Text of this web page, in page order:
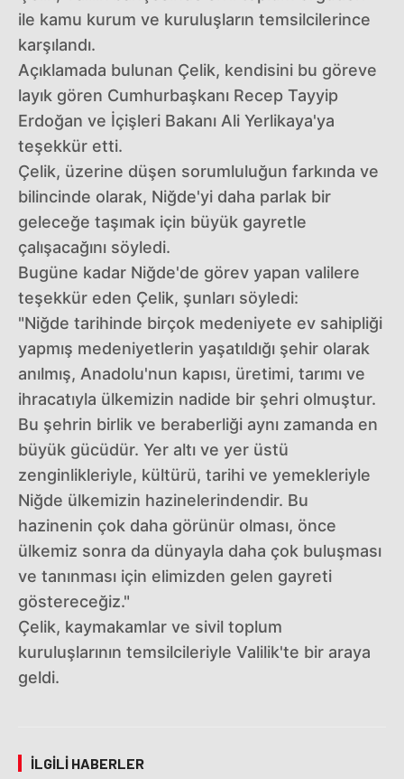
ile kamu kurum ve kuruluşların temsilcilerince
karşılandı.
Açıklamada bulunan Çelik, kendisini bu göreve
layık gören Cumhurbaşkanı Recep Tayyip
Erdoğan ve İçişleri Bakanı Ali Yerlikaya'ya
teşekkür etti.
Çelik, üzerine düşen sorumluluğun farkında ve
bilincinde olarak, Niğde'yi daha parlak bir
geleceğe taşımak için büyük gayretle
çalışacağını söyledi.
Bugüne kadar Niğde'de görev yapan valilere
teşekkür eden Çelik, şunları söyledi:
"Niğde tarihinde birçok medeniyete ev sahipliği
yapmış medeniyetlerin yaşatıldığı şehir olarak
anılmış, Anadolu'nun kapısı, üretimi, tarımı ve
ihracatıyla ülkemizin nadide bir şehri olmuştur.
Bu şehrin birlik ve beraberliği aynı zamanda en
büyük gücüdür. Yer altı ve yer üstü
zenginlikleriyle, kültürü, tarihi ve yemekleriyle
Niğde ülkemizin hazinelerindendir. Bu
hazinenin çok daha görünür olması, önce
ülkemiz sonra da dünyayla daha çok buluşması
ve tanınması için elimizden gelen gayreti
göstereceğiz."
Çelik, kaymakamlar ve sivil toplum
kuruluşlarının temsilcileriyle Valilik'te bir araya
geldi.
İLGILI HABERLER